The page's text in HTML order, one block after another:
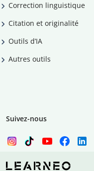
Correction linguistique
Citation et originalité
Outils d’IA
Autres outils
Suivez-nous